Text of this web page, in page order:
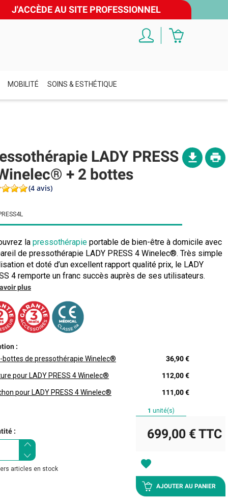
J'ACCÈDE AU SITE PROFESSIONNEL
MOBILITÉ SOINS & ESTHÉTIQUE
LADY PRESS
+ 2 bottes
(4 avis)
la pressothérapie portable de bien-être à domicile avec
de pressothérapie LADY PRESS 4 Winelec®. Très simple
et doté d’un excellent rapport qualité prix, le LADY
4 remporte un franc succès auprès de ses utilisateurs.
plus
:
bottes de pressothérapie Winelec®
36,90 €
pour LADY PRESS 4 Winelec® 112,00 €
pour LADY PRESS 4 Winelec® 111,00 €
:
articles en stock
1 unité(s)
699,00 €TTC
favorite
AJOUTER AU PANIER